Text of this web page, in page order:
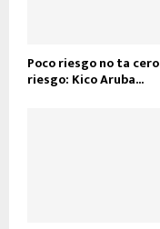
Poco riesgo no ta cero
riesgo: Kico Aruba...